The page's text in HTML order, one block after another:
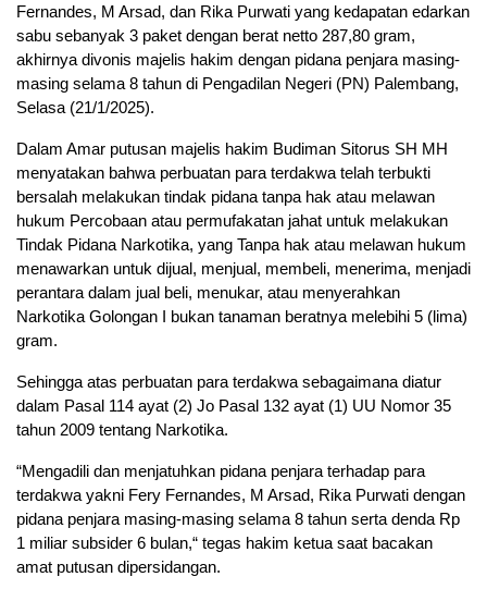
Fernandes, M Arsad, dan Rika Purwati yang kedapatan edarkan
sabu sebanyak 3 paket dengan berat netto 287,80 gram,
akhirnya divonis majelis hakim dengan pidana penjara masing-
masing selama 8 tahun di Pengadilan Negeri (PN) Palembang,
Selasa (21/1/2025).
Dalam Amar putusan majelis hakim Budiman Sitorus SH MH
menyatakan bahwa perbuatan para terdakwa telah terbukti
bersalah melakukan tindak pidana tanpa hak atau melawan
hukum Percobaan atau permufakatan jahat untuk melakukan
Tindak Pidana Narkotika, yang Tanpa hak atau melawan hukum
menawarkan untuk dijual, menjual, membeli, menerima, menjadi
perantara dalam jual beli, menukar, atau menyerahkan
Narkotika Golongan I bukan tanaman beratnya melebihi 5 (lima)
gram.
Sehingga atas perbuatan para terdakwa sebagaimana diatur
dalam Pasal 114 ayat (2) Jo Pasal 132 ayat (1) UU Nomor 35
tahun 2009 tentang Narkotika.
“Mengadili dan menjatuhkan pidana penjara terhadap para
terdakwa yakni Fery Fernandes, M Arsad, Rika Purwati dengan
pidana penjara masing-masing selama 8 tahun serta denda Rp
1 miliar subsider 6 bulan,“ tegas hakim ketua saat bacakan
amat putusan dipersidangan.